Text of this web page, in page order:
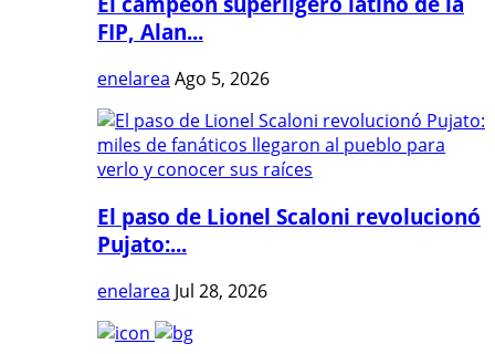
FIP, Alan...
enelarea Ago 5, 2026
El paso de Lionel Scaloni revolucionó
Pujato:...
enelarea Jul 28, 2026